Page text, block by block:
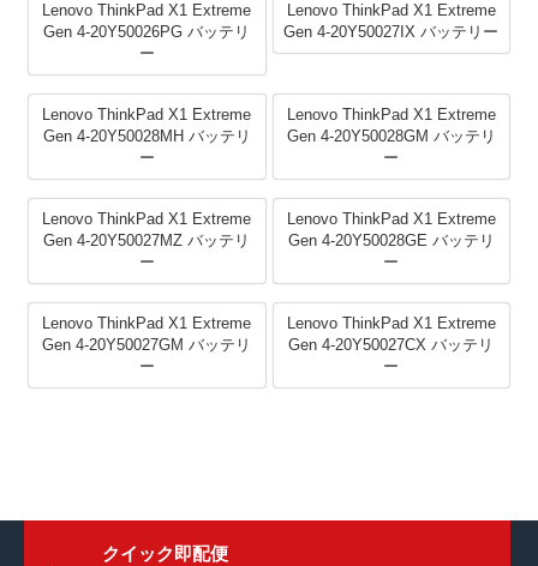
Lenovo ThinkPad X1 Extreme
Gen 4-20Y50026PG バッテリ
ー
Lenovo ThinkPad X1 Extreme
Gen 4-20Y50027IX バッテリー
Lenovo ThinkPad X1 Extreme
Gen 4-20Y50028MH バッテリ
ー
Lenovo ThinkPad X1 Extreme
Gen 4-20Y50028GM バッテリ
ー
Lenovo ThinkPad X1 Extreme
Gen 4-20Y50027MZ バッテリ
ー
Lenovo ThinkPad X1 Extreme
Gen 4-20Y50028GE バッテリ
ー
Lenovo ThinkPad X1 Extreme
Gen 4-20Y50027GM バッテリ
ー
Lenovo ThinkPad X1 Extreme
Gen 4-20Y50027CX バッテリ
ー
クイック即配便